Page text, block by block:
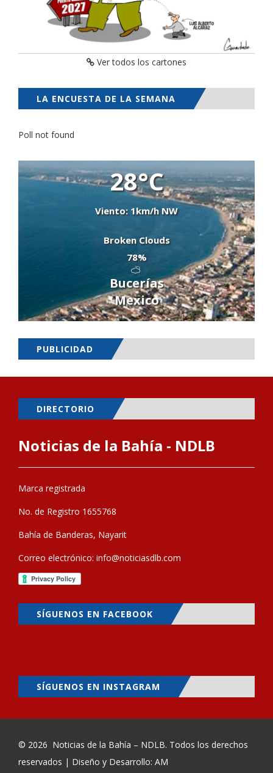
Ver todos los cartones
LA ENCUESTA DE LA SEMANA
Poll not found
28°C
Viento: 1km/h NW
Broken Clouds
78%
Bucerías
Mexico
PUBLICIDAD
DIRECTORIO
Noticias de la Bahía - NDLB
Marca registrada
No. de Registro 1655768
Bahía de Banderas, Nayarit
Correo electrónico: info@noticiasdlb.com
SÍGUENOS EN FACEBOOK
SÍGUENOS EN INSTAGRAM
© 2026 Noticias de la Bahía – NDLB. Todos los derechos
reservados | Diseño y Desarrollo: AM